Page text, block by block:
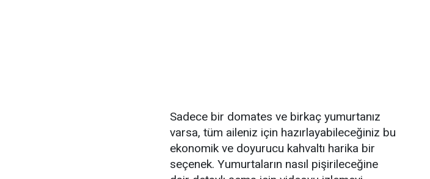
Sadece bir domates ve birkaç yumurtanız
varsa, tüm aileniz için hazırlayabileceğiniz bu
ekonomik ve doyurucu kahvaltı harika bir
seçenek. Yumurtaların nasıl pişirileceğine